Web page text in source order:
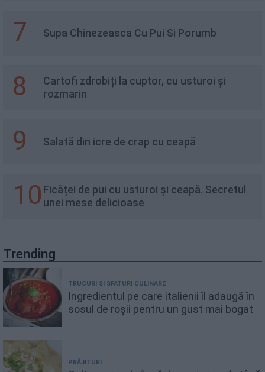
7 Supa Chinezeasca Cu Pui Si Porumb
8
Cartofi zdrobiți la cuptor, cu usturoi și
rozmarin
9 Salată din icre de crap cu ceapă
10 Ficăței de pui cu usturoi și ceapă. Secretul
unei mese delicioase
Trending
TRUCURI ȘI SFATURI CULINARE
Ingredientul pe care italienii îl adaugă în
sosul de roșii pentru un gust mai bogat
PRĂJITURI